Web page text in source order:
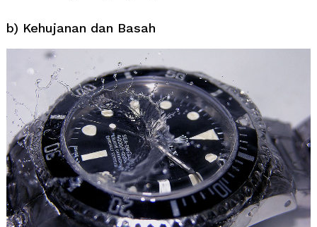
b) Kehujanan dan Basah